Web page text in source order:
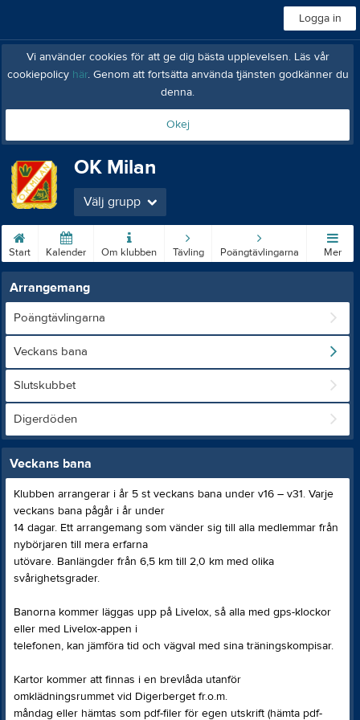
Logga in
Vi använder cookies för att ge dig bästa upplevelsen. Läs vår
cookiepolicy här. Genom att fortsätta använda tjänsten godkänner du
denna.
Okej
OK Milan
Välj grupp
Start Kalender Om klubben Tävling Poängtävlingarna Mer
Arrangemang
Poängtävlingarna
Veckans bana
Slutskubbet
Digerdöden
Veckans bana
Klubben arrangerar i år 5 st veckans bana under v16 – v31. Varje
veckans bana pågår i år under
14 dagar. Ett arrangemang som vänder sig till alla medlemmar från
nybörjaren till mera erfarna
utövare. Banlängder från 6,5 km till 2,0 km med olika
svårighetsgrader.
Banorna kommer läggas upp på Livelox, så alla med gps-klockor
eller med Livelox-appen i
telefonen, kan jämföra tid och vägval med sina träningskompisar.
Kartor kommer att finnas i en brevlåda utanför
omklädningsrummet vid Digerberget fr.o.m.
måndag eller hämtas som pdf-filer för egen utskrift (hämta pdf-